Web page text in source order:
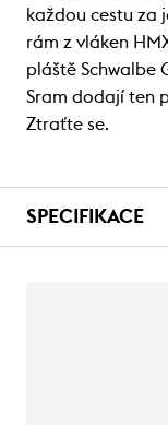
každou cestu za
rám z vláken
pláště Schwalbe
Sram dodají ten
Ztraťte se.
SPECIFIKACE